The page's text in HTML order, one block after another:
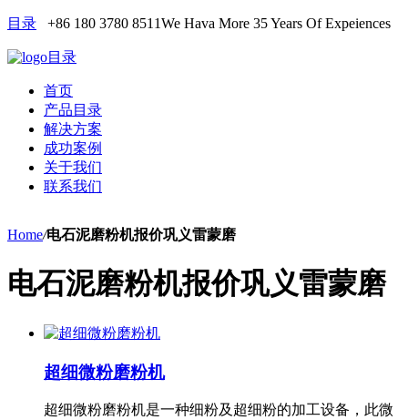
目录 +86 180 3780 8511We Hava More 35 Years Of Expeiences
目录
首页
产品目录
解决方案
成功案例
关于我们
联系我们
Home/电石泥磨粉机报价巩义雷蒙磨
电石泥磨粉机报价巩义雷蒙磨
超细微粉磨粉机
超细微粉磨粉机是一种细粉及超细粉的加工设备，此微